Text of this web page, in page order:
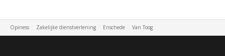
Opiness Zakelijke dienstverlening Enschede Van Toog